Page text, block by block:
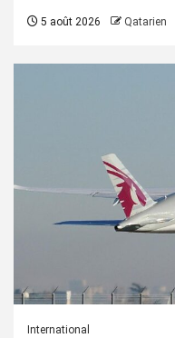
5 août 2026 Qatarien
International